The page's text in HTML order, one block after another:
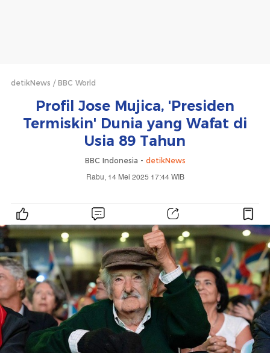
detikNews BBC World
Profil Jose Mujica, 'Presiden
Termiskin' Dunia yang Wafat di
Usia 89 Tahun
BBC Indonesia - detikNews
Rabu, 14 Mei 2025 17:44 WIB